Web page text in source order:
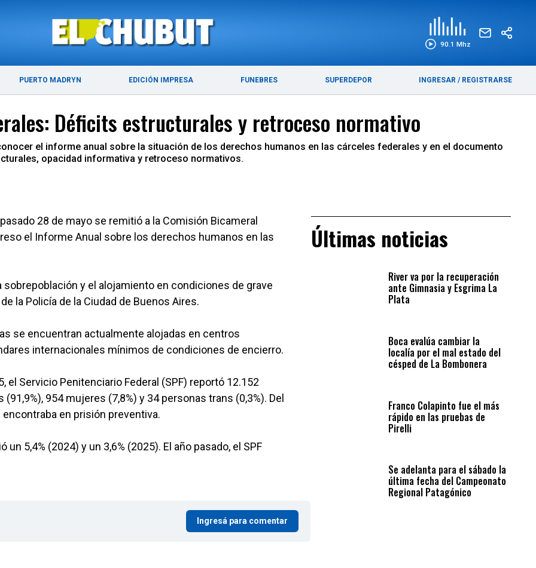
90.1 Mhz
PUERTO MADRYN EDICIÓN IMPRESA FUNEBRES SUPERDEPOR INGRESAR / REGISTRARSE
2026 ÚLTIMAS NOTICIAS PUERTO MADRYN
Déficits estructurales y retroceso normativo
el informe anual sobre la situación de los derechos humanos en las cárceles federales y en el documento
opacidad informativa y retroceso normativos.
28 de mayo se remitió a la Comisión Bicameral
el Informe Anual sobre los derechos humanos en las
y el alojamiento en condiciones de grave
la Policía de la Ciudad de Buenos Aires.
se encuentran actualmente alojadas en centros
internacionales mínimos de condiciones de encierro.
Servicio Penitenciario Federal (SPF) reportó 12.152
954 mujeres (7,8%) y 34 personas trans (0,3%). Del
en prisión preventiva.
5,4% (2024) y un 3,6% (2025). El año pasado, el SPF
Ingresá para comentar
Últimas noticias
River va por la recuperación
ante Gimnasia y Esgrima La
Plata
Boca evalúa cambiar la
localía por el mal estado del
césped de La Bombonera
Franco Colapinto fue el más
rápido en las pruebas de
Pirelli
Se adelanta para el sábado la
última fecha del Campeonato
Regional Patagónico